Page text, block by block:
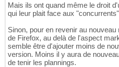
Mais ils ont quand même le droit
qui leur plait face aux
Sinon, pour en revenir au
de Firefox, au delà de l'aspect
semble être d'ajouter moins de
version. Moins il y aura de
de tenir les plannings.